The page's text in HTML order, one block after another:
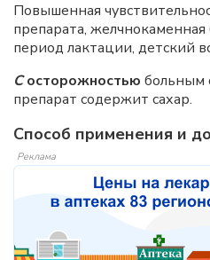
Повышенная
препарата,
период лактации, детский
С осторожностью больным
препарат содержит сахар.
Способ применения и
Реклама